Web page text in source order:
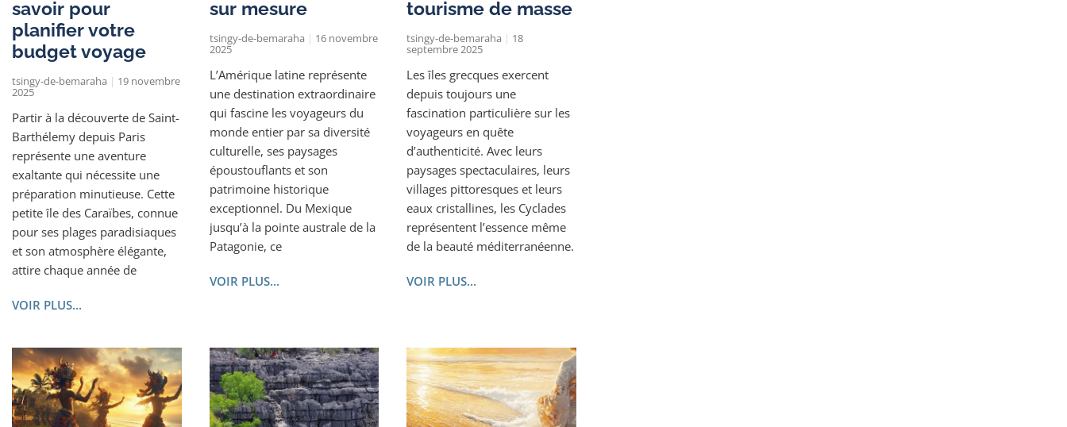
savoir pour
planifier votre
budget voyage
tsingy-de-bemaraha 19 novembre
2025
Partir à la découverte de Saint-
Barthélemy depuis Paris
représente une aventure
exaltante qui nécessite une
préparation minutieuse. Cette
petite île des Caraïbes, connue
pour ses plages paradisiaques
et son atmosphère élégante,
attire chaque année de
VOIR PLUS...
sur mesure
tsingy-de-bemaraha 16 novembre
2025
L’Amérique latine représente
une destination extraordinaire
qui fascine les voyageurs du
monde entier par sa diversité
culturelle, ses paysages
époustouflants et son
patrimoine historique
exceptionnel. Du Mexique
jusqu’à la pointe australe de la
Patagonie, ce
VOIR PLUS...
tourisme de masse
tsingy-de-bemaraha 18
septembre 2025
Les îles grecques exercent
depuis toujours une
fascination particulière sur les
voyageurs en quête
d’authenticité. Avec leurs
paysages spectaculaires, leurs
villages pittoresques et leurs
eaux cristallines, les Cyclades
représentent l’essence même
de la beauté méditerranéenne.
VOIR PLUS...